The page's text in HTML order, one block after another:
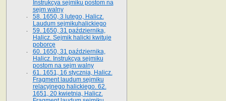
Instrukcya sejmiku postom na
sejm walny
58. 1650, 3 lutego, Halicz.
Laudum sejmikuhalickiego
59. 1650, 31 października,
Halicz. Sejmik halicki kwituje
poborcę
60. 1650, 31 października,
Halicz. Instrukcya sejmiku
postom na sejm walny
61. 1651, 16 stycznia, Halicz.
Fragment laudum sejmiku
relacyjnego halickiego. 62.
1651, 20 kwietnia, Halicz.